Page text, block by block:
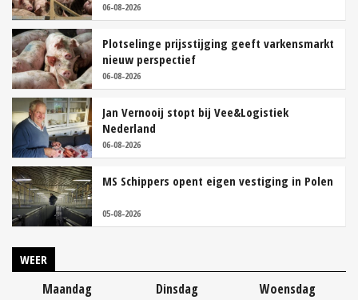
06-08-2026
Plotselinge prijsstijging geeft varkensmarkt
nieuw perspectief
06-08-2026
Jan Vernooij stopt bij Vee&Logistiek
Nederland
06-08-2026
MS Schippers opent eigen vestiging in Polen
05-08-2026
WEER
Maandag Dinsdag Woensdag